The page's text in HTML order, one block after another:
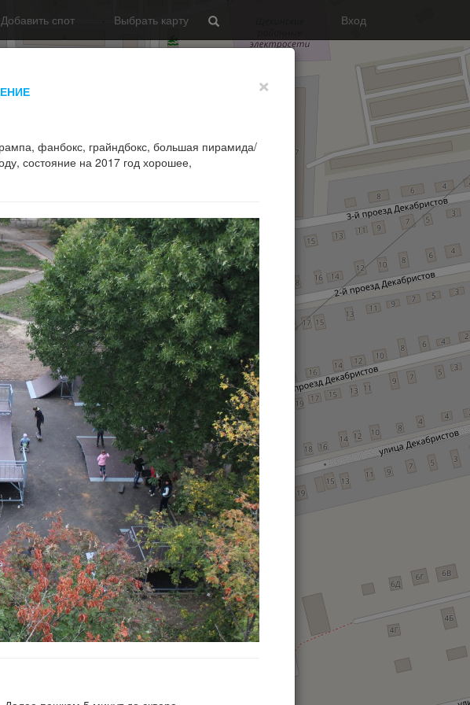
×
фанбокс, грайндбокс, большая пирамида/
состояние на 2017 год хорошее,
Вход
Добавить спот Выбрать карту